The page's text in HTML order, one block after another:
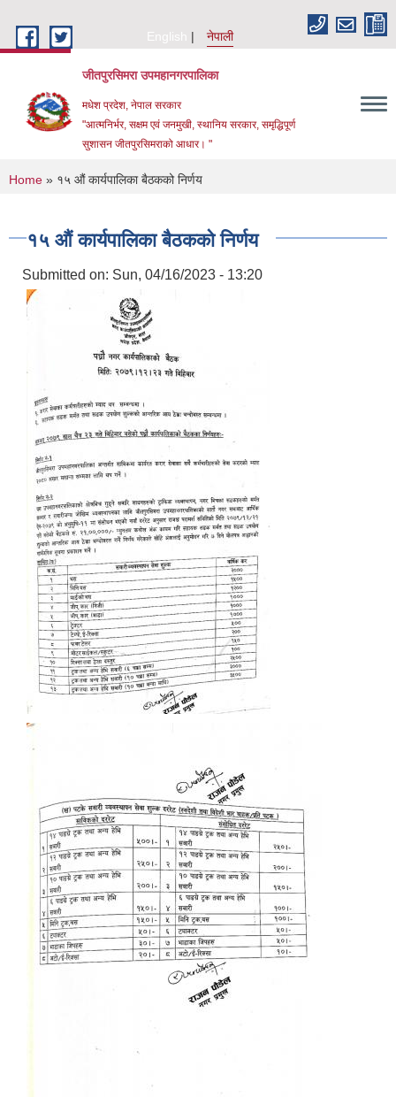
English
नेपाली
जीतपुरसिमरा उपमहानगरपालिका
मधेश प्रदेश, नेपाल सरकार
"आत्मनिर्भर, सक्षम एवं जनमुखी, स्थानिय सरकार, समृद्धिपूर्ण
सुशासन जीतपुरसिमराको आधार। "
You are here
Home » १५ औं कार्यपालिका बैठकको निर्णय
१५ औं कार्यपालिका बैठकको निर्णय
Submitted on: Sun, 04/16/2023 - 13:20